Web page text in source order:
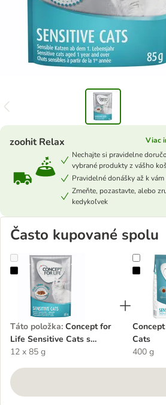
zoohit Relax
Viac
Nechajte si pravidelne
vybrané produkty z vášho
Pravidelné donášky až k
Zmeňte, pozastavte, alebo
kedykoľvek
Často kupované spolu
Concept for Life Sensitive Cats s
Táto položka: Concept for
Life Sensitive Cats s
kuracím - v omáčke
12 x 85 g
Cats
400 g